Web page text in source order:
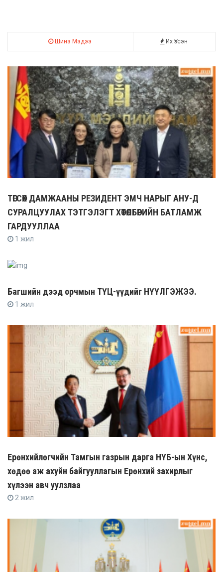
Шинэ Мэдээ Их Үзсэн
ТӨГСӨХ ДАМЖААНЫ РЕЗИДЕНТ ЭМЧ НАРЫГ АНУ-Д
СУРАЛЦУУЛАХ ТЭТГЭЛЭГТ ХӨТӨЛБӨРИЙН БАТЛАМЖ
ГАРДУУЛЛАА
1 жил
Багшийн дээд орчмын ТҮЦ-үүдийг НҮҮЛГЭЖЭЭ.
1 жил
Ерөнхийлөгчийн Тамгын газрын дарга НҮБ-ын Хүнс,
хөдөө аж ахуйн байгууллагын Ерөнхий захирлыг
хүлээн авч уулзлаа
2 жил